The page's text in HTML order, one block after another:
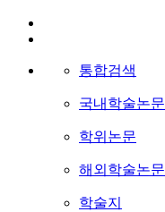
통합검색
국내학술논문
학위논문
해외학술논문
학술지